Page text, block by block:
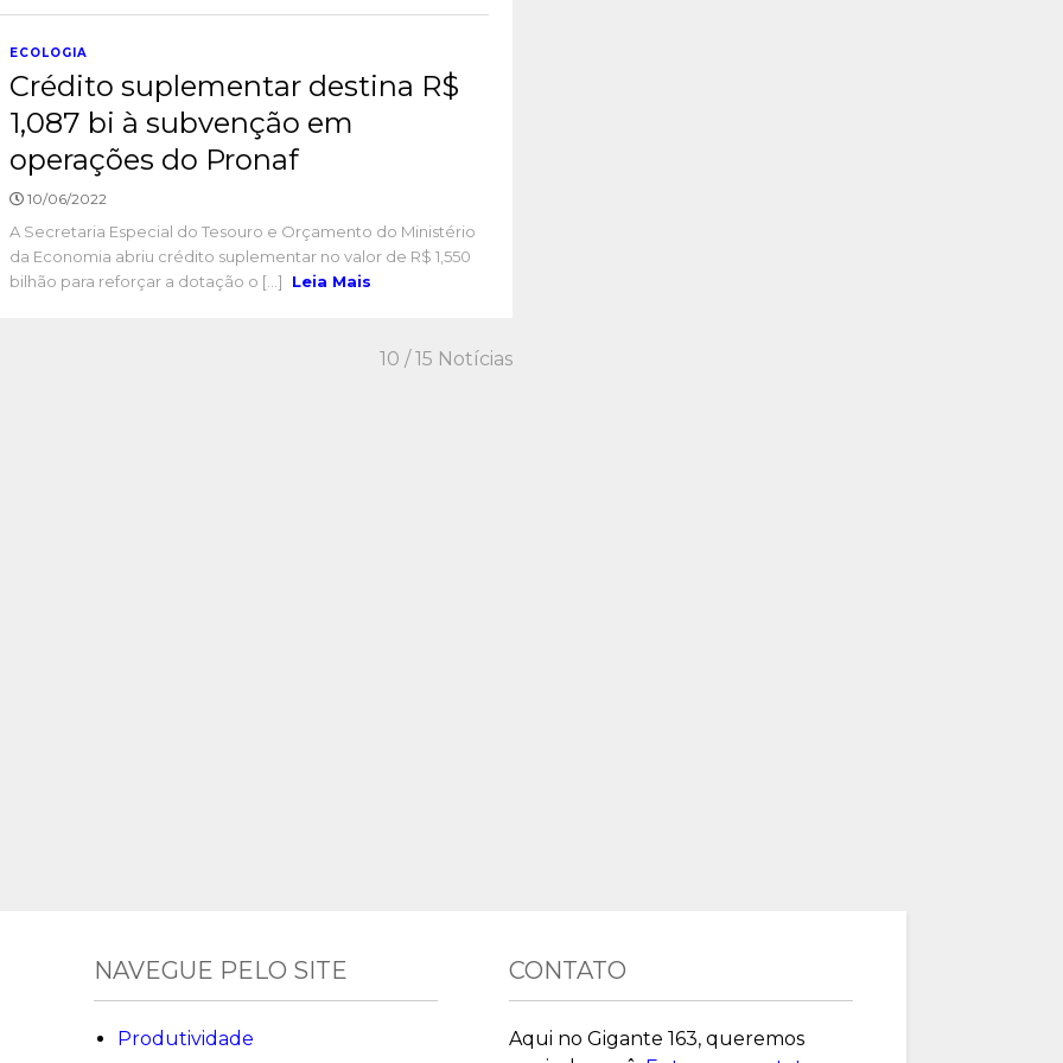
ECOLOGIA
Crédito suplementar destina R$
1,087 bi à subvenção em
operações do Pronaf
10/06/2022
A Secretaria Especial do Tesouro e Orçamento do Ministério
da Economia abriu crédito suplementar no valor de R$ 1,550
bilhão para reforçar a dotação o [...]
Leia Mais
10 / 15 Notícias
NAVEGUE PELO SITE
Produtividade
CONTATO
Aqui no Gigante 163, queremos